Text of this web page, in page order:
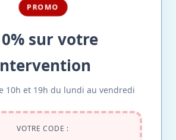
PROMO
sur votre
10h et 19h du lundi au vendredi
VOTRE CODE :